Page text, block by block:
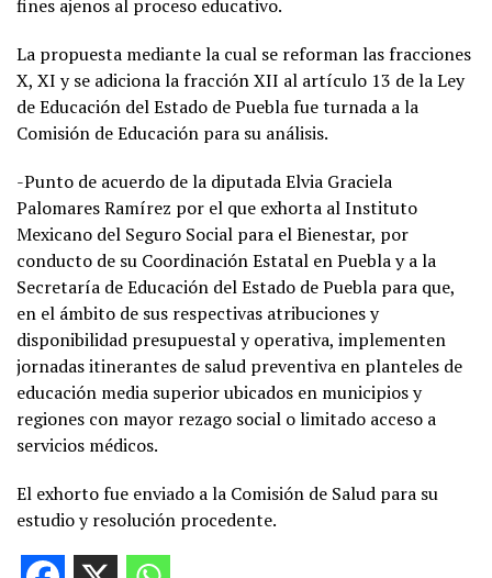
fines ajenos al proceso educativo.
La propuesta mediante la cual se reforman las fracciones
X, XI y se adiciona la fracción XII al artículo 13 de la Ley
de Educación del Estado de Puebla fue turnada a la
Comisión de Educación para su análisis.
-Punto de acuerdo de la diputada Elvia Graciela
Palomares Ramírez por el que exhorta al Instituto
Mexicano del Seguro Social para el Bienestar, por
conducto de su Coordinación Estatal en Puebla y a la
Secretaría de Educación del Estado de Puebla para que,
en el ámbito de sus respectivas atribuciones y
disponibilidad presupuestal y operativa, implementen
jornadas itinerantes de salud preventiva en planteles de
educación media superior ubicados en municipios y
regiones con mayor rezago social o limitado acceso a
servicios médicos.
El exhorto fue enviado a la Comisión de Salud para su
estudio y resolución procedente.